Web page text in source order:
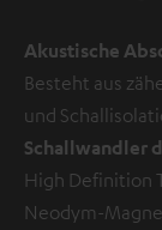
Akustische
Besteht aus
und
Schallwandler
High Definition
Neodym-